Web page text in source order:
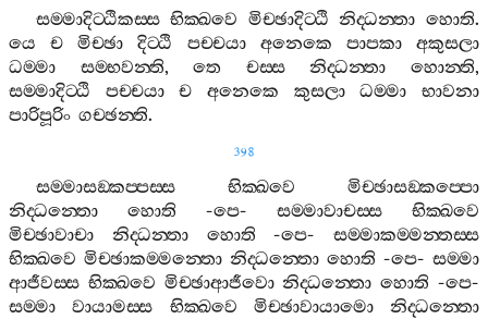
සම‍්මාදිට‍්ඨිකස‍්ස භික‍්ඛවෙ මිච‍්ඡාදිට‍්ඨි නිද‍්ධන‍්තා හොති.
යෙ
ච මිච‍්ඡා දිට‍්ඨි පච‍්චයා අනෙකෙ පාපකා
අකුසලා
ධම‍්මා
සම‍්භවන‍්ති,තෙ චස‍්ස නිද‍්ධන‍්තා හොන‍්ති,
සම‍්මාදිට‍්ඨි
පච‍්චයා ච අනෙකෙ කුසලා ධම‍්මා
භාවනා
පාරිපූරිං ගච‍්ඡන‍්ති.
398
සම‍්මාසඞ‍්කප‍්පස‍්ස භික‍්ඛවෙ
මිච‍්ඡාසඞ‍්කප‍්පො
නිද‍්ධන‍්තො
හොති -පෙ- සම‍්මාවාචස‍්ස
භික‍්ඛවෙ
මිච‍්ඡාවාචා
නිද‍්ධන‍්තා හොති -පෙ- සම‍්මාකම‍්මන‍්තස‍්ස
භික‍්ඛවෙ මිච‍්ඡාකම‍්මන‍්තො නිද‍්ධන‍්තො හොති -පෙ- සම‍්මා
ආජීවස‍්ස භික‍්ඛවෙ මිච‍්ඡාආජීවො නිද‍්ධන‍්තො හොති -පෙ-
සම‍්මා
වායාමස‍්ස භික‍්ඛවෙ මිච‍්ඡාවායාමො
නිද‍්ධන‍්තො